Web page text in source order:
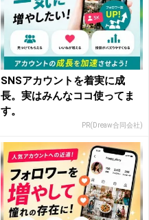
SNSアカウントを着実に成
長。実はみんなココ使ってま
す。
PR(Dreaw合同会社)